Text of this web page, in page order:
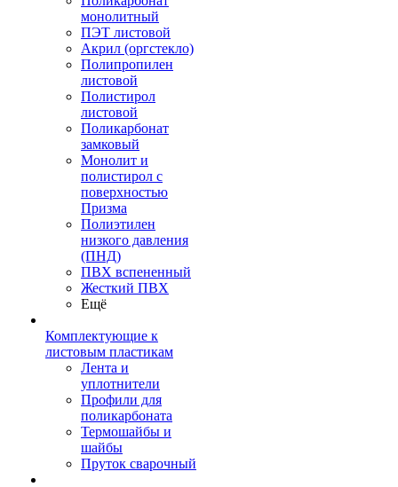
монолитный
ПЭТ листовой
Акрил (оргстекло)
Полипропилен
листовой
Полистирол
листовой
Поликарбонат
замковый
Монолит и
полистирол с
поверхностью
Призма
Полиэтилен
низкого давления
(ПНД)
ПВХ вспененный
Жесткий ПВХ
Ещё
Комплектующие к
листовым пластикам
Лента и
уплотнители
Профили для
поликарбоната
Термошайбы и
шайбы
Пруток сварочный